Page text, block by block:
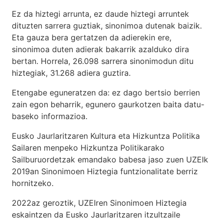
Ez da hiztegi arrunta, ez daude hiztegi arruntek
dituzten sarrera guztiak, sinonimoa dutenak baizik.
Eta gauza bera gertatzen da adierekin ere,
sinonimoa duten adierak bakarrik azalduko dira
bertan. Horrela, 26.098 sarrera sinonimodun ditu
hiztegiak, 31.268 adiera guztira.
Etengabe eguneratzen da: ez dago bertsio berrien
zain egon beharrik, egunero gaurkotzen baita datu-
baseko informazioa.
Eusko Jaurlaritzaren Kultura eta Hizkuntza Politika
Sailaren menpeko Hizkuntza Politikarako
Sailburuordetzak emandako babesa jaso zuen UZEIk
2019an Sinonimoen Hiztegia funtzionalitate berriz
hornitzeko.
2022az geroztik, UZEIren Sinonimoen Hiztegia
eskaintzen da Eusko Jaurlaritzaren itzultzaile